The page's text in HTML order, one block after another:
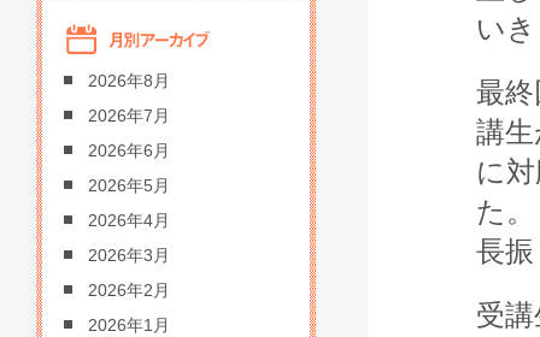
い
最
講
に
た
長
受
2026年8月
2026年7月
2026年6月
2026年5月
2026年4月
2026年3月
2026年2月
2026年1月